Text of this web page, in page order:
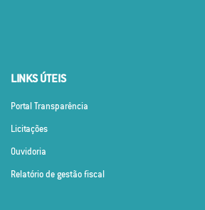
LINKS ÚTEIS
Portal Transparência
Licitações
Ouvidoria
Relatório de gestão fiscal